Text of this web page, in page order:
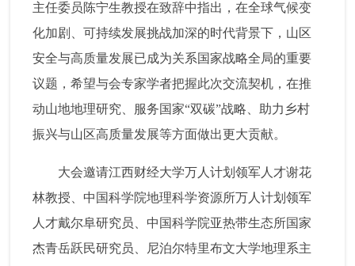
主任委员陈宁生教授在致辞中指出，在全球气候变
化加剧、可持续发展挑战加深的时代背景下，山区
安全与高质量发展已成为关系国家战略全局的重要
议题，希望与会专家学者把握此次交流契机，在推
动山地地理研究、服务国家“双碳”战略、助力乡村
振兴与山区高质量发展等方面做出更大贡献。
大会邀请江西财经大学万人计划领军人才谢花
林教授、中国科学院地理科学资源所万人计划领军
人才戴尔阜研究员、中国科学院亚热带生态所国家
杰青岳跃民研究员、尼泊尔特里布文大学地理系主